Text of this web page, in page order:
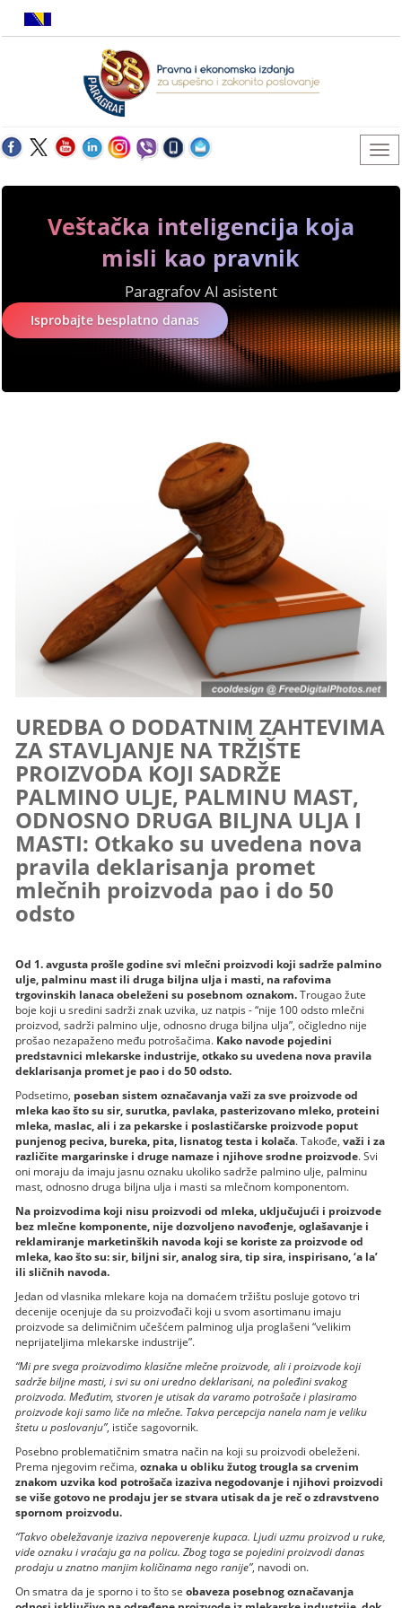
Veštačka inteligencija koja
misli kao pravnik
Paragrafov AI asistent
Isprobajte besplatno danas
UREDBA O DODATNIM ZAHTEVIMA
ZA STAVLJANJE NA TRŽIŠTE
PROIZVODA KOJI SADRŽE
PALMINO ULJE, PALMINU MAST,
ODNOSNO DRUGA BILJNA ULJA I
MASTI: Otkako su uvedena nova
pravila deklarisanja promet
mlečnih proizvoda pao i do 50
odsto
Od 1. avgusta prošle godine svi mlečni proizvodi koji sadrže palmino
ulje, palminu mast ili druga biljna ulja i masti, na rafovima
trgovinskih lanaca obeleženi su posebnom oznakom.Trougao žute
boje koji u sredini sadrži znak uzvika, uz natpis - “nije 100 odsto mlečni
proizvod, sadrži palmino ulje, odnosno druga biljna ulja”, očigledno nije
prošao nezapaženo među potrošačima. Kako navode pojedini
predstavnici mlekarske industrije, otkako su uvedena nova pravila
deklarisanja promet je pao i do 50 odsto.
Podsetimo, poseban sistem označavanja važi za sve proizvode od
mleka kao što su sir, surutka, pavlaka, pasterizovano mleko, proteini
mleka, maslac, ali i za pekarske i poslastičarske proizvode poput
punjenog peciva, bureka, pita, lisnatog testa i kolača. Takođe,važi i za
različite margarinske i druge namaze i njihove srodne proizvode. Svi
oni moraju da imaju jasnu oznaku ukoliko sadrže palmino ulje, palminu
mast, odnosno druga biljna ulja i masti sa mlečnom komponentom.
Na proizvodima koji nisu proizvodi od mleka, uključujući i proizvode
bez mlečne komponente, nije dozvoljeno navođenje, oglašavanje i
reklamiranje marketinških navoda koji se koriste za proizvode od
mleka, kao što su: sir, biljni sir, analog sira, tip sira, inspirisano, ‘a la’
ili sličnih navoda.
Jedan od vlasnika mlekare koja na domaćem tržištu posluje gotovo tri
decenije ocenjuje da su proizvođači koji u svom asortimanu imaju
proizvode sa delimičnim učešćem palminog ulja proglašeni “velikim
neprijateljima mlekarske industrije”.
“Mi pre svega proizvodimo klasične mlečne proizvode, ali i proizvode koji
sadrže biljne masti, i svi su oni uredno deklarisani, na poleđini svakog
proizvoda. Međutim, stvoren je utisak da varamo potrošače i plasiramo
proizvode koji samo liče na mlečne. Takva percepcija nanela nam je veliku
štetu u poslovanju”, ističe sagovornik.
Posebno problematičnim smatra način na koji su proizvodi obeleženi.
Prema njegovim rečima,oznaka u obliku žutog trougla sa crvenim
znakom uzvika kod potrošača izaziva negodovanje i njihovi proizvodi
se više gotovo ne prodaju jer se stvara utisak da je reč o zdravstveno
spornom proizvodu.
“Takvo obeležavanje izaziva nepoverenje kupaca. Ljudi uzmu proizvod u ruke,
vide oznaku i vraćaju ga na policu. Zbog toga se pojedini proizvodi danas
prodaju u znatno manjim količinama nego ranije”, navodi on.
On smatra da je sporno i to što seobaveza posebnog označavanja